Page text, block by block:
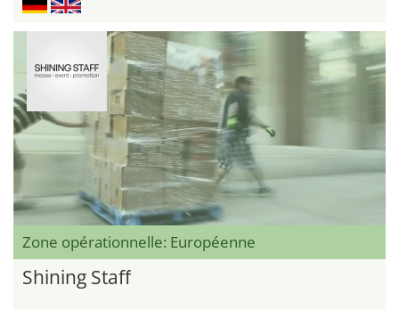
Zone opérationnelle: Européenne
Shining Staff